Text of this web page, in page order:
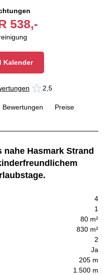
538,-
Kalender
2,5
Bewertungen
Preise
Hasmark Strand
4
1
80 m²
830 m²
2
Ja
205 m
1.500 m